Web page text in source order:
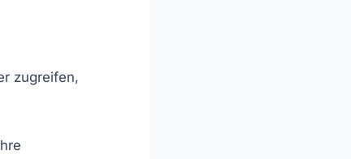
zugreifen,